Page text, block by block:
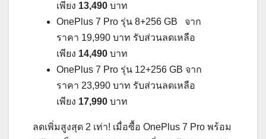
เพียง 13,490 บาท
OnePlus 7 Pro รุ่น 8+256 GB จาก
ราคา 19,990 บาท รับส่วนลดเหลือ
เพียง 14,490 บาท
OnePlus 7 Pro รุ่น 12+256 GB จาก
ราคา 23,990 บาท รับส่วนลดเหลือ
เพียง 17,990 บาท
ลดเพิ่มสูงสุด 2 เท่า! เมื่อซื้อ OnePlus 7 Pro พร้อม